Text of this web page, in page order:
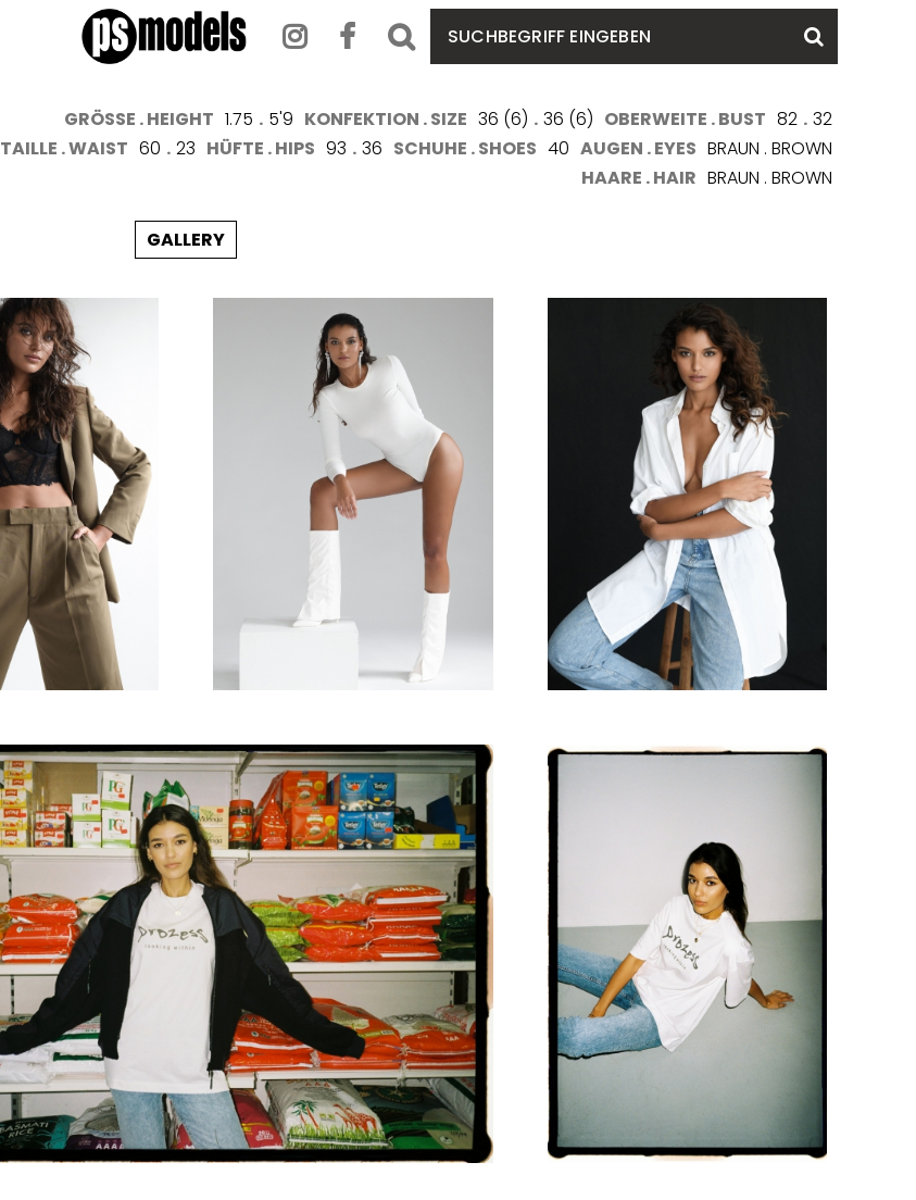
EINGEBEN
GRÖSSE . HEIGHT 1.75 . 5'9 KONFEKTION . SIZE 36 (6) . 36 (6) OBERWEITE . BUST 82 . 32
TAILLE . WAIST 60 . 23 HÜFTE . HIPS 93 . 36 SCHUHE . SHOES 40 AUGEN . EYES BRAUN . BROWN
HAARE . HAIR BRAUN . BROWN
GALLERY